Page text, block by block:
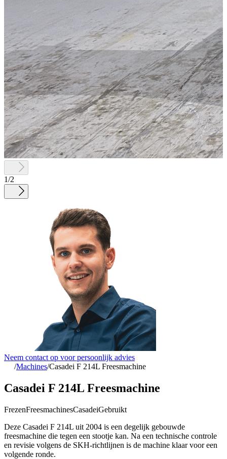
1/2
Neem contact op voor persoonlijk advies
/Machines/Casadei F 214L Freesmachine
Casadei F 214L Freesmachine
FrezenFreesmachinesCasadeiGebruikt
Deze Casadei F 214L uit 2004 is een degelijk gebouwde
freesmachine die tegen een stootje kan. Na een technische controle
en revisie volgens de SKH-richtlijnen is de machine klaar voor een
volgende ronde.